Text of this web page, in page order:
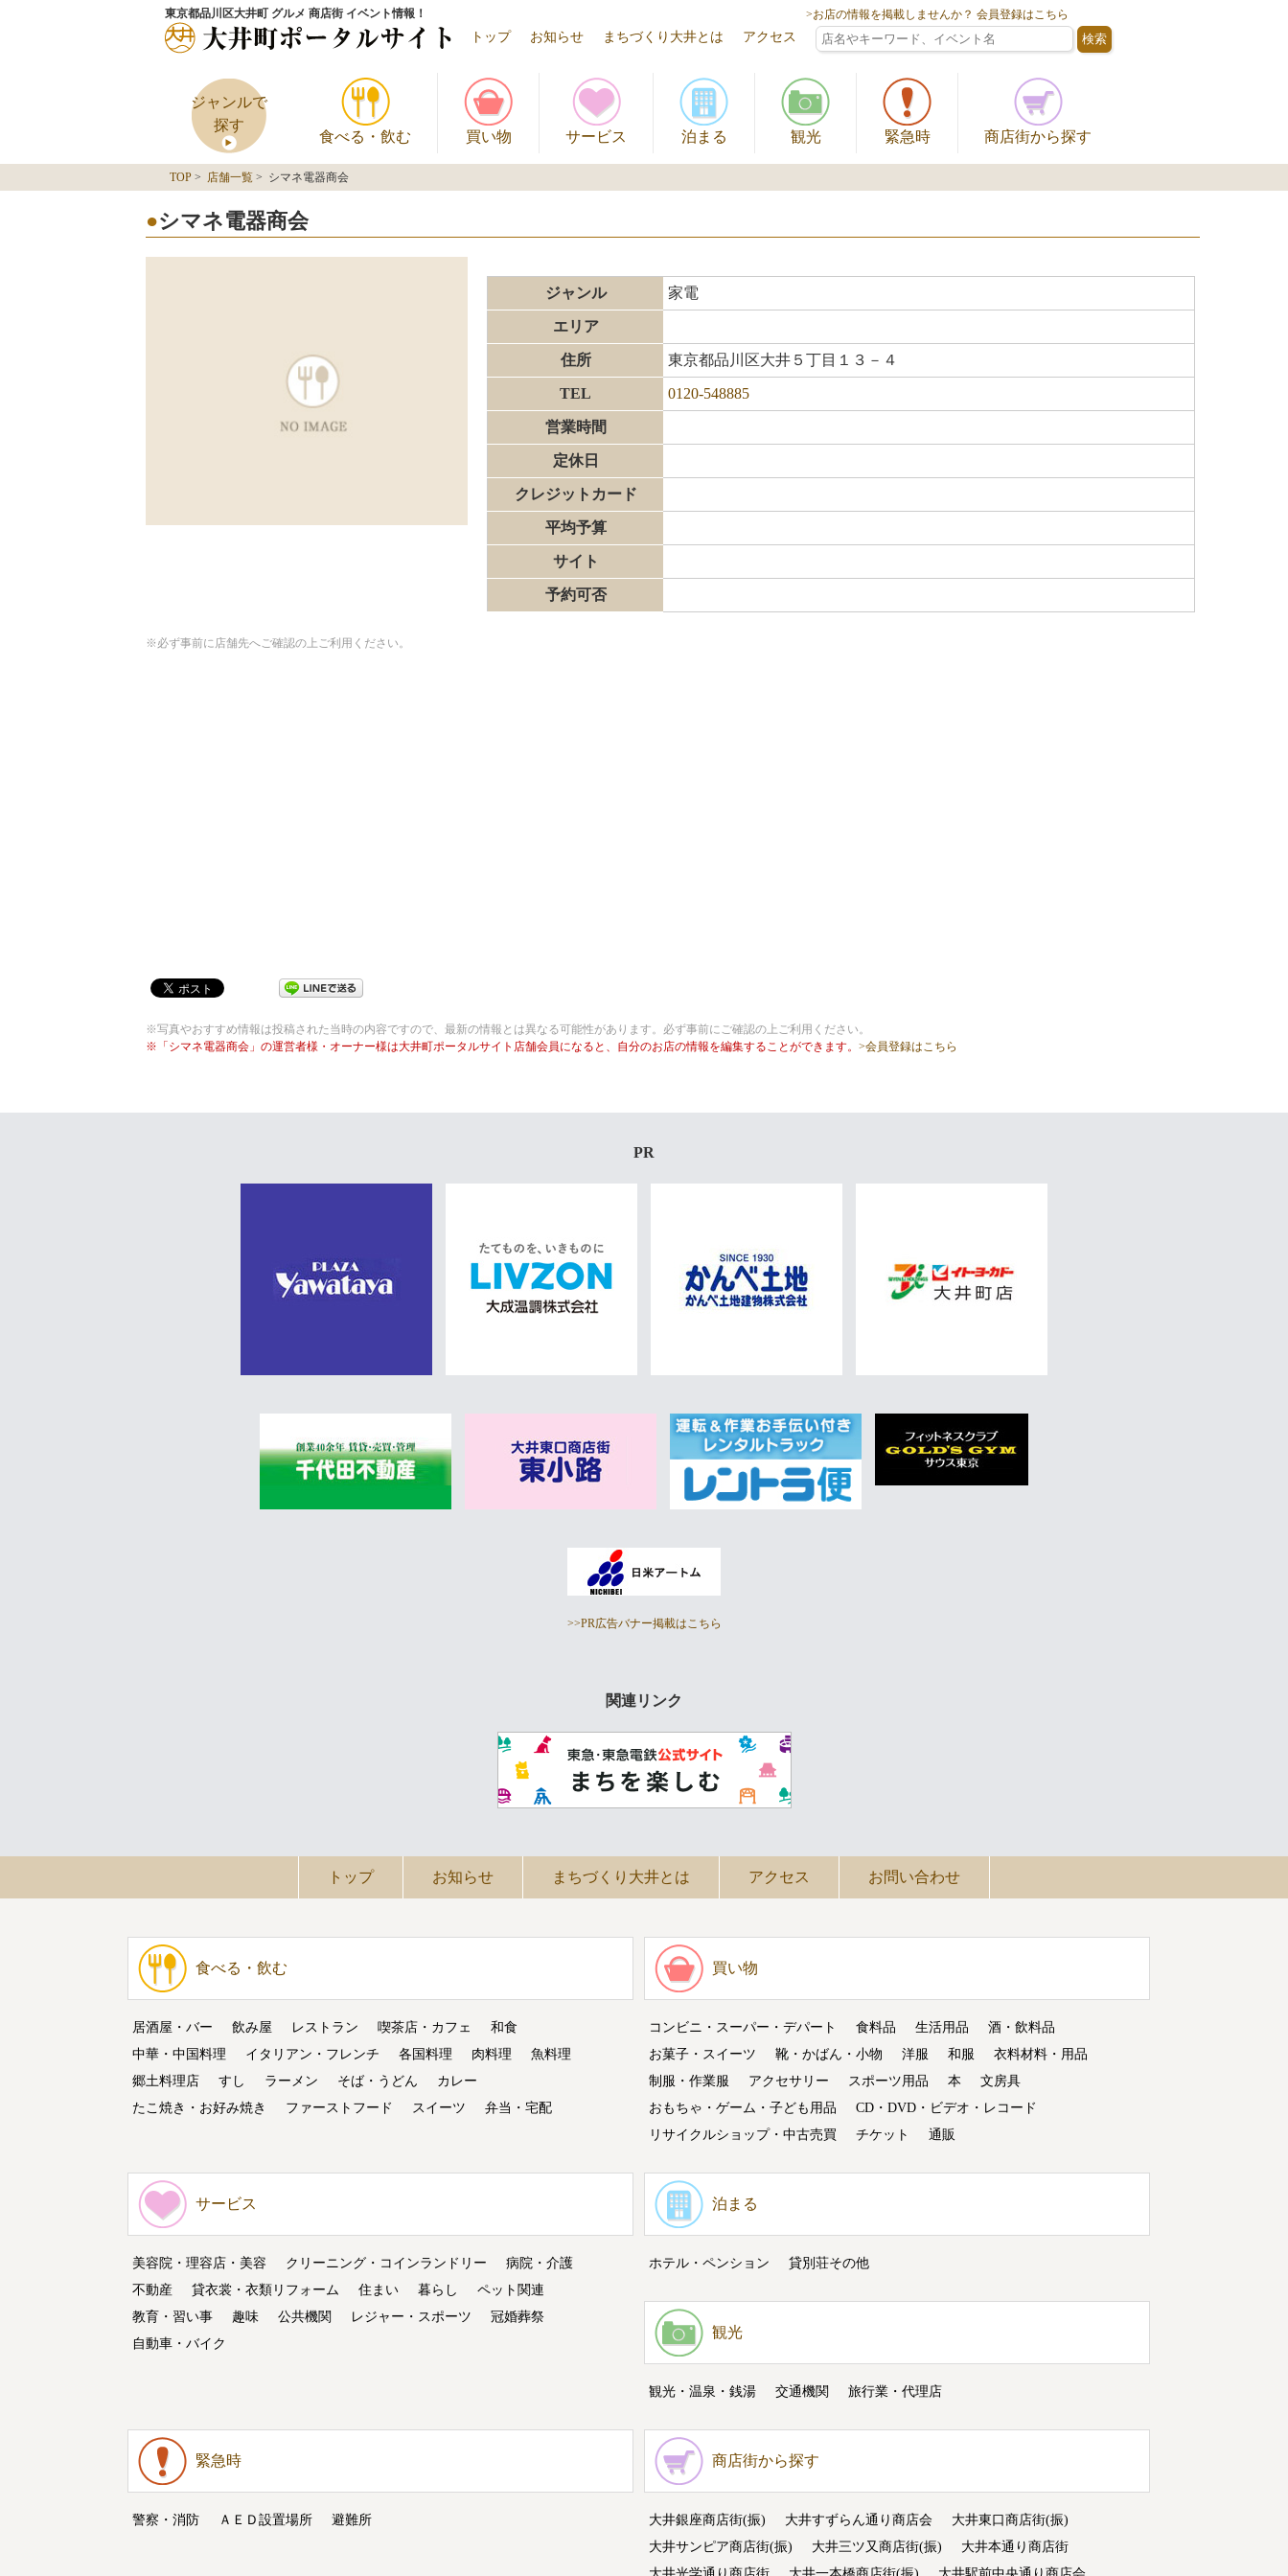
東京都品川区大井町 グルメ 商店街 イベント情報！ >お店の情報を掲載しませんか？ 会員登録はこちら
トップ お知らせ まちづくり大井とは アクセス
ジャンルで
探す
食べる・飲む 買い物 サービス 泊まる 観光 緊急時 商店街から探す
TOP > 店舗一覧 > シマネ電器商会
シマネ電器商会
ジャンル 家電
エリア
住所 東京都品川区大井５丁目１３－４
TEL 0120-548885
営業時間
定休日
クレジットカード
平均予算
サイト
予約可否
※必ず事前に店舗先へご確認の上ご利用ください。
※写真やおすすめ情報は投稿された当時の内容ですので、最新の情報とは異なる可能性があります。必ず事前にご確認の上ご利用ください。
※「シマネ電器商会」の運営者様・オーナー様は大井町ポータルサイト店舗会員になると、自分のお店の情報を編集することができます。 >会員登録はこちら
PR
>>PR広告バナー掲載はこちら
関連リンク
トップ お知らせ まちづくり大井とは アクセス お問い合わせ
食べる・飲む
居酒屋・バー 飲み屋 レストラン 喫茶店・カフェ
和食
中華・中国料理
イタリアン・フレンチ 各国料理 肉料理
魚料理
郷土料理店
すし ラーメン そば・うどん
カレー
たこ焼き・お好み焼き
ファーストフード スイーツ 弁当・宅配
買い物
コンビニ・スーパー・デパート 食料品 生活用品
酒・飲料品
お菓子・スイーツ
靴・かばん・小物 洋服 和服
衣料材料・用品
制服・作業服
アクセサリー スポーツ用品 本
文房具
おもちゃ・ゲーム・子ども用品
CD・DVD・ビデオ・レコード
リサイクルショップ・中古売買
チケット 通販
サービス
美容院・理容店・美容 クリーニング・コインランドリー
病院・介護
不動産
貸衣裳・衣類リフォーム 住まい 暮らし
ペット関連
教育・習い事
趣味 公共機関 レジャー・スポーツ
冠婚葬祭
自動車・バイク
泊まる
ホテル・ペンション 貸別荘その他
観光
観光・温泉・銭湯 交通機関 旅行業・代理店
緊急時
警察・消防 ＡＥＤ設置場所 避難所
商店街から探す
大井銀座商店街(振) 大井すずらん通り商店会
大井東口商店街(振)
大井サンピア商店街(振)
大井三ツ又商店街(振)
大井本通り商店街